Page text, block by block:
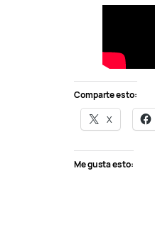
Comparte esto:
X
Me gusta esto: